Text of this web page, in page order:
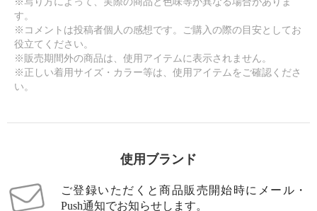
す。
※コメントは投稿者個人の感想です。ご購入の際の目安としてお
役立てください。
※販売期間外の商品は、使用アイテムに表示されません。
※正しい着用サイズ・カラー等は、使用アイテムをご確認くださ
い。
使用ブランド
ご登録いただくと商品販売開始時にメール・
Push通知でお知らせします。